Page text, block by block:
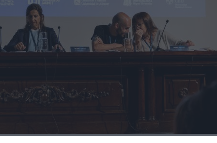
una de les edicions del Talent Audiovisual Universitari. / À Punt